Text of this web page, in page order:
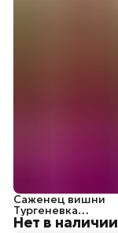
Нет в наличии
Саженец вишни
Тургеневка
(Тургеневская)